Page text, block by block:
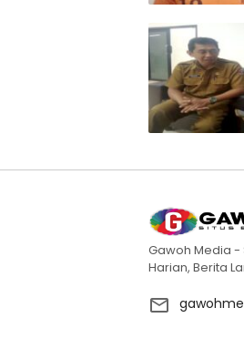
Gawoh Media -
Harian, Berita